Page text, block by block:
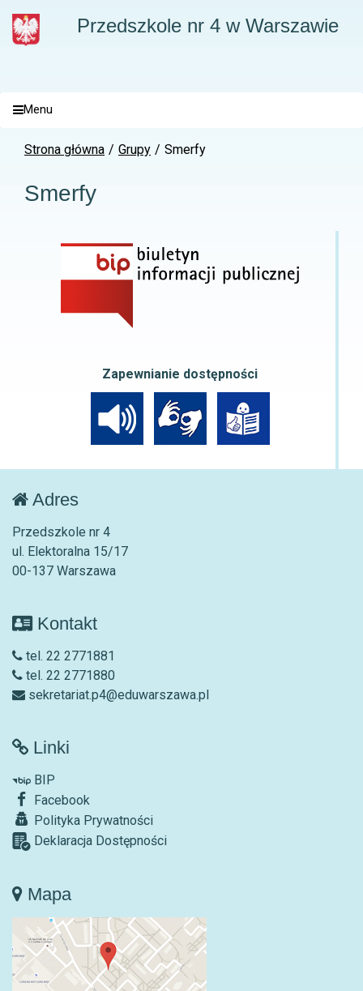
Przedszkole nr 4 w Warszawie
Menu
Strona główna Grupy Smerfy
Smerfy
Zapewnianie dostępności
Adres
Przedszkole nr 4
ul. Elektoralna 15/17
00-137 Warszawa
Kontakt
tel. 22 2771881
tel. 22 2771880
sekretariat.p4@eduwarszawa.pl
Linki
BIP
Facebook
Polityka Prywatności
Deklaracja Dostępności
Mapa